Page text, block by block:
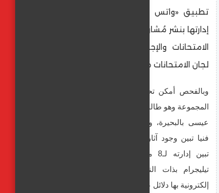
تطبيق «واتس آب»، بشأن إدعاء القائم على
إدارتها بنشر مُشاركات تتضمن صور أوراق لأسئلة
الامتحانات والإجابات الخاصة بها خلال انعقاد
لجان الامتحانات مقابل مبالغ مالية.
وبالفحص أمكن تحديد وضبط القائم على إدارة تلك
المجموعة وهو طالب، مقيم بدائرة مركز شرطة حوش
عيسى بالبحيرة، وبحوزته هاتفي محمول، وبفحصهما
فنيا تبين وجود آثار ودلائل تؤكد ارتكابه الواقعة، كما
تبين إدارته لـ8 مجموعات على تطبيق المحادثات
إلكترونية بها دلائل على تحويلات مالية.